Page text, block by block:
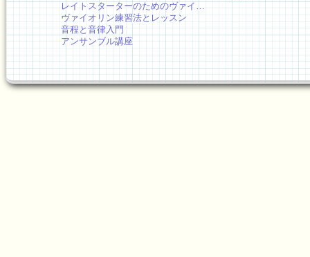
レイトスターターのためのヴァイ…
ヴァイオリン練習法とレッスン
音程と音律入門
アンサンブル講座